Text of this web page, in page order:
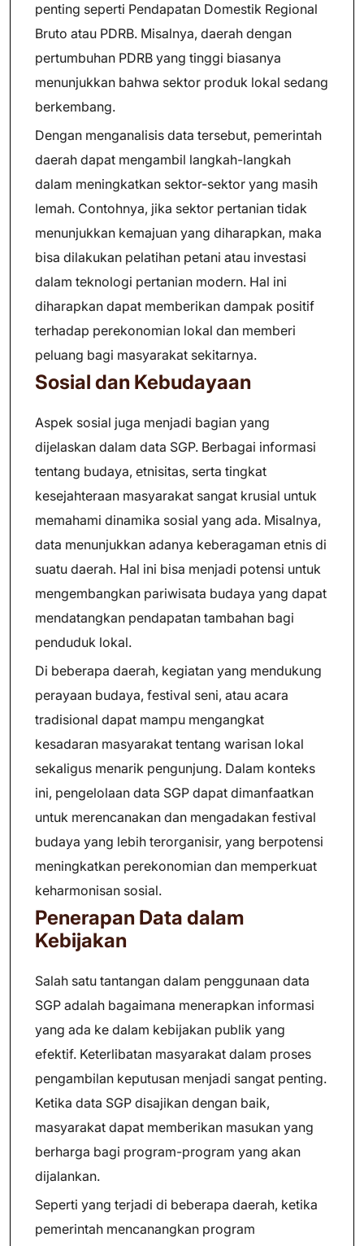
penting seperti Pendapatan Domestik Regional
Bruto atau PDRB. Misalnya, daerah dengan
pertumbuhan PDRB yang tinggi biasanya
menunjukkan bahwa sektor produk lokal sedang
berkembang.
Dengan menganalisis data tersebut, pemerintah
daerah dapat mengambil langkah-langkah
dalam meningkatkan sektor-sektor yang masih
lemah. Contohnya, jika sektor pertanian tidak
menunjukkan kemajuan yang diharapkan, maka
bisa dilakukan pelatihan petani atau investasi
dalam teknologi pertanian modern. Hal ini
diharapkan dapat memberikan dampak positif
terhadap perekonomian lokal dan memberi
peluang bagi masyarakat sekitarnya.
Sosial dan Kebudayaan
Aspek sosial juga menjadi bagian yang
dijelaskan dalam data SGP. Berbagai informasi
tentang budaya, etnisitas, serta tingkat
kesejahteraan masyarakat sangat krusial untuk
memahami dinamika sosial yang ada. Misalnya,
data menunjukkan adanya keberagaman etnis di
suatu daerah. Hal ini bisa menjadi potensi untuk
mengembangkan pariwisata budaya yang dapat
mendatangkan pendapatan tambahan bagi
penduduk lokal.
Di beberapa daerah, kegiatan yang mendukung
perayaan budaya, festival seni, atau acara
tradisional dapat mampu mengangkat
kesadaran masyarakat tentang warisan lokal
sekaligus menarik pengunjung. Dalam konteks
ini, pengelolaan data SGP dapat dimanfaatkan
untuk merencanakan dan mengadakan festival
budaya yang lebih terorganisir, yang berpotensi
meningkatkan perekonomian dan memperkuat
keharmonisan sosial.
Penerapan Data dalam
Kebijakan
Salah satu tantangan dalam penggunaan data
SGP adalah bagaimana menerapkan informasi
yang ada ke dalam kebijakan publik yang
efektif. Keterlibatan masyarakat dalam proses
pengambilan keputusan menjadi sangat penting.
Ketika data SGP disajikan dengan baik,
masyarakat dapat memberikan masukan yang
berharga bagi program-program yang akan
dijalankan.
Seperti yang terjadi di beberapa daerah, ketika
pemerintah mencanangkan program